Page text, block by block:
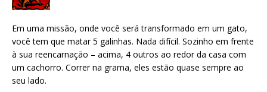
Em uma missão, onde você será transformado em um gato,
você tem que matar 5 galinhas. Nada difícil. Sozinho em frente
à sua reencarnação – acima, 4 outros ao redor da casa com
um cachorro. Correr na grama, eles estão quase sempre ao
seu lado.